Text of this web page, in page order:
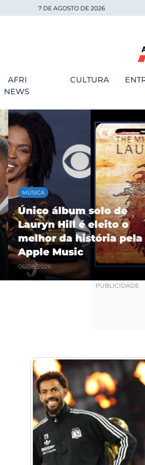
7 DE AGOSTO DE 2026
AFRI
NEWS
CULTURA
MÚSICA
Único álbum solo de
Lauryn Hill é eleito o
melhor da história pela
Apple Music
06/08/2026